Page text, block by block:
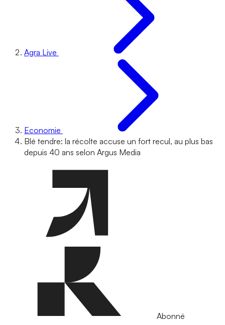
Agra Live
Economie
Blé tendre: la récolte accuse un fort recul, au plus bas
depuis 40 ans selon Argus Media
Abonné